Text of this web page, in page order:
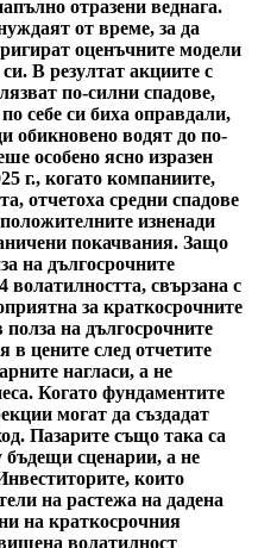
отразени веднага.
от време, за да
оценъчните модели
В резултат акциите с
по-силни спадове,
себе си биха оправдали,
обикновено водят до по-
особено ясно изразен
г., когато компаниите,
отчетоха средни спадове
изненади
покачвания. Защо
на дългосрочните
волатилността, свързана с
за краткосрочните
на дългосрочните
в цените след отчетите
нагласи, а не
Когато фундаментите
могат да създадат
Пазарите също така са
бъдещи сценарии, а не
които
на растежа на дадена
на краткосрочния
волатилност